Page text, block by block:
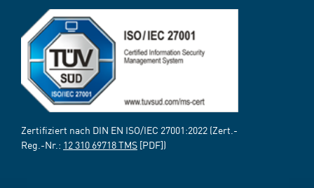
Zertifiziert nach DIN EN ISO/IEC 27001:2022 (Zert.-
Reg.-Nr.: 12 310 69718 TMS [PDF])